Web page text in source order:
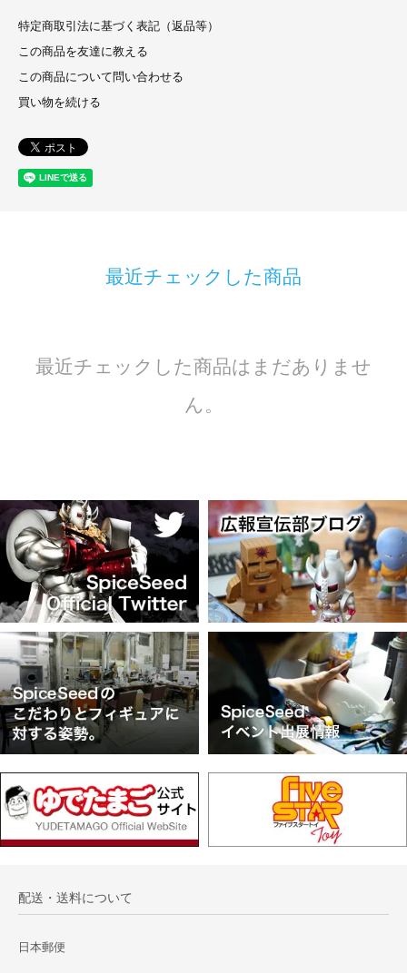
特定商取引法に基づく表記（返品等）
この商品を友達に教える
この商品について問い合わせる
買い物を続ける
最近チェックした商品
最近チェックした商品はまだありませ
ん。
配送・送料について
日本郵便